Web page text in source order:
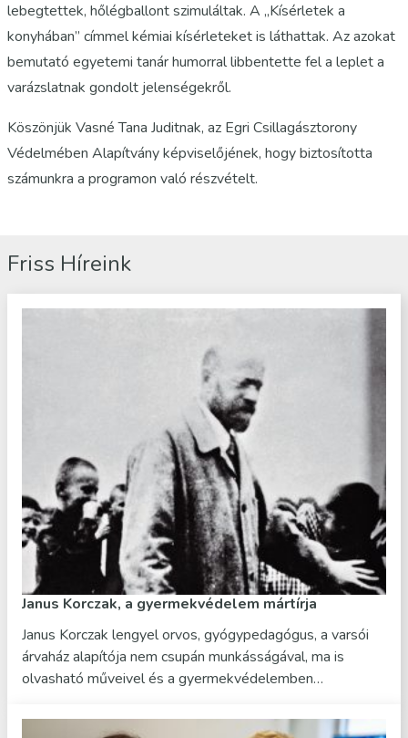
lebegtettek, hőlégballont szimuláltak. A „Kísérletek a
konyhában” címmel kémiai kísérleteket is láthattak. Az azokat
bemutató egyetemi tanár humorral libbentette fel a leplet a
varázslatnak gondolt jelenségekről.
Köszönjük Vasné Tana Juditnak, az Egri Csillagásztorony
Védelmében Alapítvány képviselőjének, hogy biztosította
számunkra a programon való részvételt.
Friss Híreink
Janus Korczak, a gyermekvédelem mártírja
Janus Korczak lengyel orvos, gyógypedagógus, a varsói
árvaház alapítója nem csupán munkásságával, ma is
olvasható műveivel és a gyermekvédelemben…